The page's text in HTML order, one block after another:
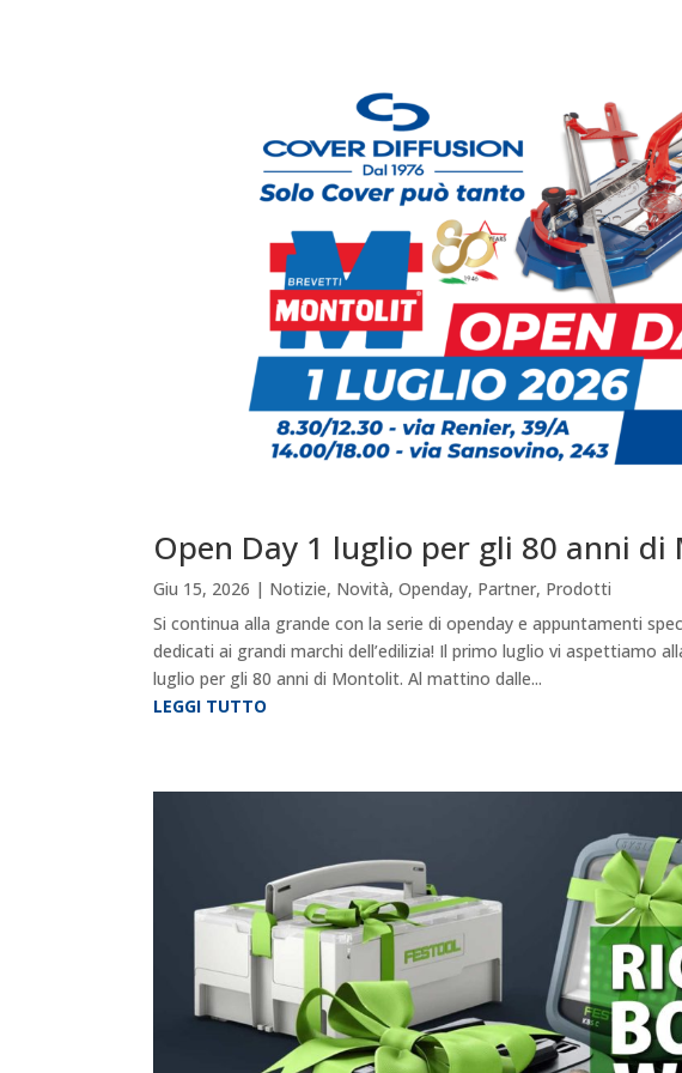
Open Day 1 luglio per gli 80 anni
Giu 15, 2026 | Notizie, Novità, Openday, Partner, Prodotti
Si continua alla grande con la serie di openday e appuntamenti
dedicati ai grandi marchi dell’edilizia! Il primo luglio vi aspettiamo
luglio per gli 80 anni di Montolit. Al mattino dalle...
LEGGI TUTTO